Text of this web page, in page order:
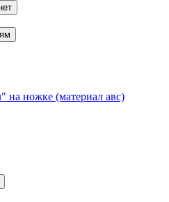
на ножке (материал авс)